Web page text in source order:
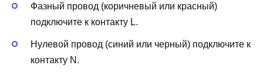
Фазный провод (коричневый или красный)
подключите к контакту L.
Нулевой провод (синий или черный) подключите к
контакту N.